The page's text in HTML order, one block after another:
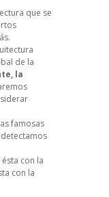
que se
de la
la
famosas
con la
con la